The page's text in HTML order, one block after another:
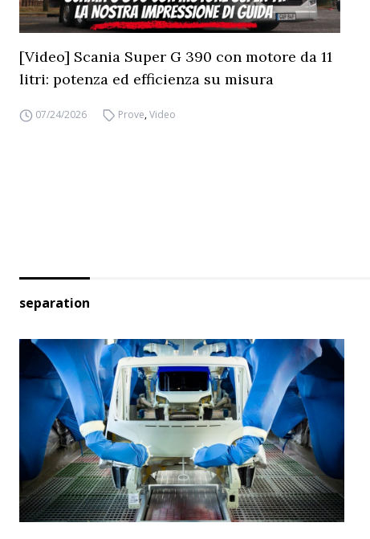
[Video] Scania Super G 390 con motore da 11
litri: potenza ed efficienza su misura
07/24/2026 Prove,Video
separation